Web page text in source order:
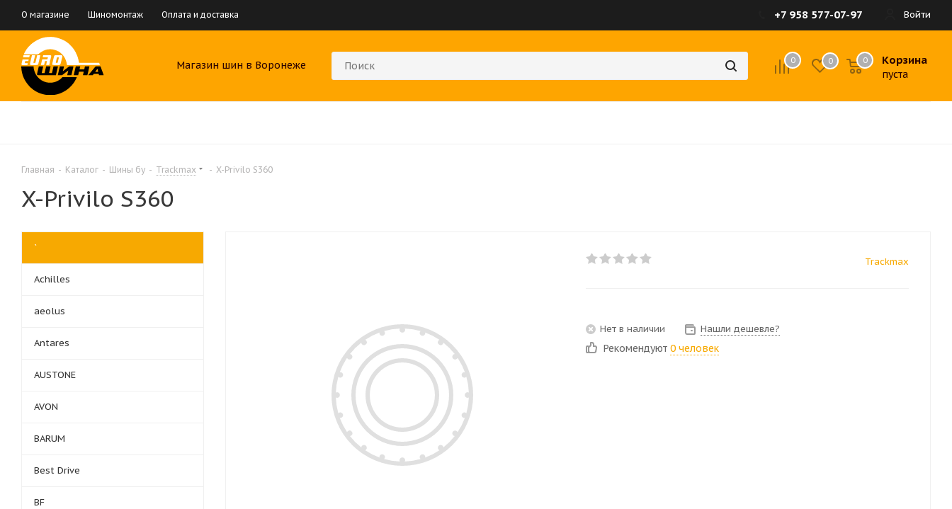
О магазине Шиномонтаж Оплата и доставка Войти
+7 958 577-07-97
Магазин шин в Воронеже 0 0 Корзина
пуста
0
Главная - Каталог - Шины бу - Trackmax - X-Privilo S360
X-Privilo S360
Trackmax
Нет в наличии Нашли дешевле?
Рекомендуют 0 человек
`
Achilles
aeolus
Antares
AUSTONE
AVON
BARUM
Best Drive
BF